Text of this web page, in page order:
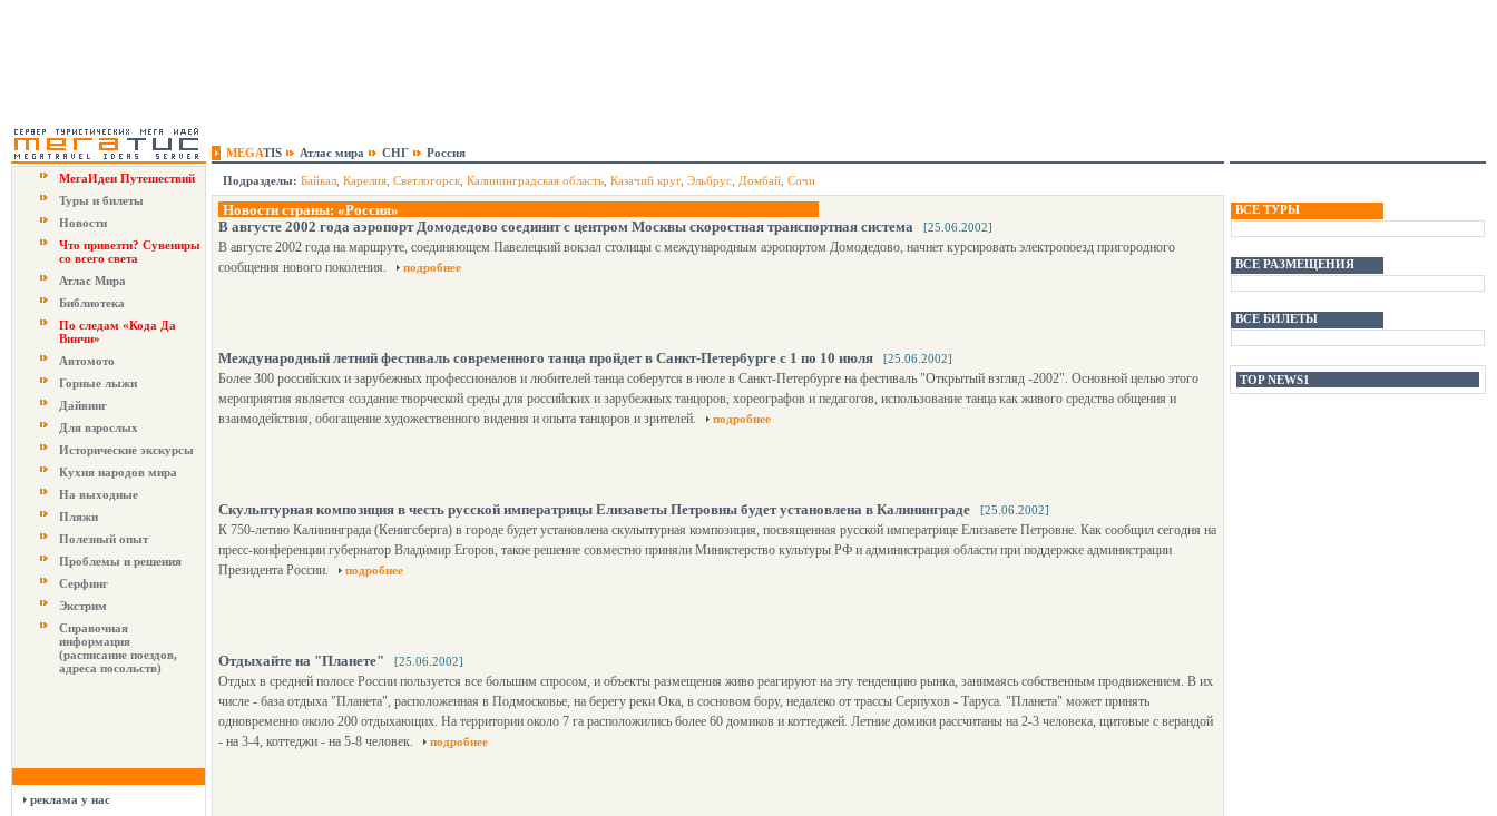
MEGATIS Атлас мира СНГ
Россия
МегаИдеи Путешествий
Туры и билеты
Новости
Что привезти? Сувениры
со всего света
Атлас Мира
Библиотека
По следам «Кода Да
Винчи»
Автомото
Горные лыжи
Дайвинг
Для взрослых
Исторические экскурсы
Кухня народов мира
На выходные
Пляжи
Полезный опыт
Проблемы и решения
Серфинг
Экстрим
Справочная
информация
(расписание поездов,
адреса посольств)
реклама у нас
Подразделы: Байкал Карелия Светлогорск Калининградская область Казачий круг, Эльбрус Домбай Сочи
Новости страны: «Россия»
В августе 2002 года аэропорт Домодедово соединит с центром Москвы скоростная транспортная система
[25.06.2002]
В августе 2002 года на маршруте, соединяющем Павелецкий вокзал столицы с международным аэропортом Домодедово, начнет курсировать электропоезд пригородного
сообщения нового поколения.
подробнее
Международный летний фестиваль современного танца пройдет в Санкт-Петербурге с 1 по 10 июля [25.06.2002]
Более 300 российских и зарубежных профессионалов и любителей танца соберутся в июле в Санкт-Петербурге на фестиваль "Открытый взгляд -2002". Основной целью этого
мероприятия является создание творческой среды для российских и зарубежных танцоров, хореографов и педагогов, использование танца как живого средства общения и
взаимодействия, обогащение художественного видения и опыта танцоров и зрителей.
подробнее
Скульптурная композиция в честь русской императрицы Елизаветы Петровны будет установлена в Калининграде [25.06.2002]
К 750-летию Калининграда (Кенигсберга) в городе будет установлена скульптурная композиция, посвященная русской императрице Елизавете Петровне. Как сообщил сегодня на
пресс-конференции губернатор Владимир Егоров, такое решение совместно приняли Министерство культуры РФ и администрация области при поддержке администрации
Президента России.
подробнее
Отдыхайте на "Планете" [25.06.2002]
Отдых в средней полосе России пользуется все большим спросом, и объекты размещения живо реагируют на эту тенденцию рынка, занимаясь собственным продвижением. В их
числе - база отдыха "Планета", расположенная в Подмосковье, на берегу реки Ока, в сосновом бору, недалеко от трассы Серпухов - Таруса. "Планета" может принять
одновременно около 200 отдыхающих. На территории около 7 га расположились более 60 домиков и коттеджей. Летние домики рассчитаны на 2-3 человека, щитовые с верандой
- на 3-4, коттеджи - на 5-8 человек.
подробнее
ВСЕ ТУРЫ
ВСЕ РАЗМЕЩЕНИЯ
ВСЕ БИЛЕТЫ
TOP NEWS1